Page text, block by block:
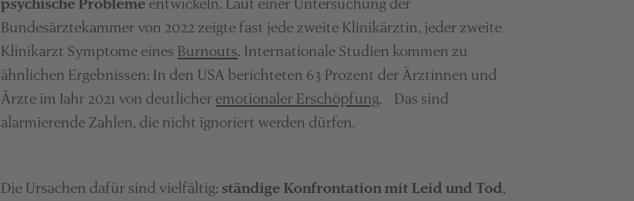
Bundesärztekammer von 2022 zeigte fast jede zweite Klinikärztin, jeder zweite
Klinikarzt Symptome eines Burnouts. Internationale Studien kommen zu
ähnlichen Ergebnissen: In den USA berichteten 63 Prozent der Ärztinnen und
Ärzte im Jahr 2021 von deutlicheremotionaler Erschöpfung. Das sind
alarmierende Zahlen, die nicht ignoriert werden dürfen.
Die Ursachen dafür sind vielfältig: ständige Konfrontation mit Leid und Tod,